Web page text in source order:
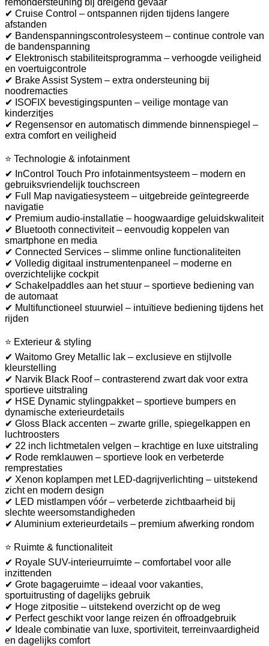
✔ Cruise Control – ontspannen rijden tijdens langere
afstanden
✔ Bandenspanningscontrolesysteem – continue controle van
de bandenspanning
✔ Elektronisch stabiliteitsprogramma – verhoogde veiligheid
en voertuigcontrole
✔ Brake Assist System – extra ondersteuning bij
noodremacties
✔ ISOFIX bevestigingspunten – veilige montage van
kinderzitjes
✔ Regensensor en automatisch dimmende binnenspiegel –
extra comfort en veiligheid
⭐ Technologie & infotainment
✔ InControl Touch Pro infotainmentsysteem – modern en
gebruiksvriendelijk touchscreen
✔ Full Map navigatiesysteem – uitgebreide geïntegreerde
navigatie
✔ Premium audio-installatie – hoogwaardige geluidskwaliteit
✔ Bluetooth connectiviteit – eenvoudig koppelen van
smartphone en media
✔ Connected Services – slimme online functionaliteiten
✔ Volledig digitaal instrumentenpaneel – moderne en
overzichtelijke cockpit
✔ Schakelpaddles aan het stuur – sportieve bediening van
de automaat
✔ Multifunctioneel stuurwiel – intuïtieve bediening tijdens het
rijden
⭐ Exterieur & styling
✔ Waitomo Grey Metallic lak – exclusieve en stijlvolle
kleurstelling
✔ Narvik Black Roof – contrasterend zwart dak voor extra
sportieve uitstraling
✔ HSE Dynamic stylingpakket – sportieve bumpers en
dynamische exterieurdetails
✔ Gloss Black accenten – zwarte grille, spiegelkappen en
luchtroosters
✔ 22 inch lichtmetalen velgen – krachtige en luxe uitstraling
✔ Rode remklauwen – sportieve look en verbeterde
remprestaties
✔ Xenon koplampen met LED-dagrijverlichting – uitstekend
zicht en modern design
✔ LED mistlampen vóór – verbeterde zichtbaarheid bij
slechte weersomstandigheden
✔ Aluminium exterieurdetails – premium afwerking rondom
⭐ Ruimte & functionaliteit
✔ Royale SUV-interieurruimte – comfortabel voor alle
inzittenden
✔ Grote bagageruimte – ideaal voor vakanties,
sportuitrusting of dagelijks gebruik
✔ Hoge zitpositie – uitstekend overzicht op de weg
✔ Perfect geschikt voor lange reizen én offroadgebruik
✔ Ideale combinatie van luxe, sportiviteit, terreinvaardigheid
en dagelijks comfort